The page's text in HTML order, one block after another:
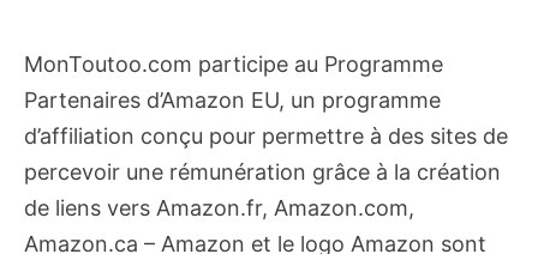
MonToutoo.com participe au Programme
Partenaires d’Amazon EU, un programme
d’affiliation conçu pour permettre à des sites de
percevoir une rémunération grâce à la création
de liens vers Amazon.fr, Amazon.com,
Amazon.ca – Amazon et le logo Amazon sont